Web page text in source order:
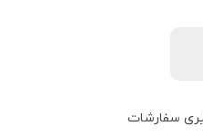
سفارشات